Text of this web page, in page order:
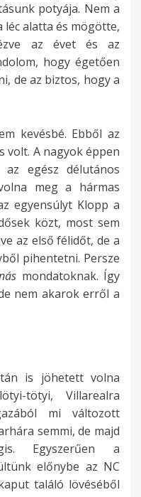
potyája. Nem a
alatta és mögötte,
az évet és az
hogy égetően
de az biztos, hogy a
kevésbé. Ebből az
volt. A nagyok éppen
egész délutános
meg a hármas
egyensúlyt Klopp a
közt, most sem
az első félidőt, de a
pihentetni. Persze
mondatoknak. Így
nem akarok erről a
is jöhetett volna
tötyi, Villarealra
mi változott
semmi, de majd
Egyszerűen a
előnybe az NC
találó lövéséből